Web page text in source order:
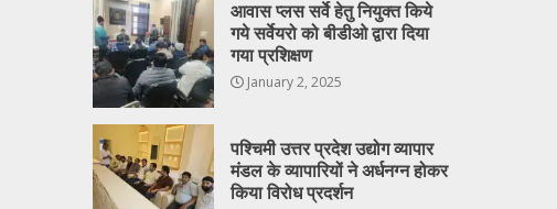
आवास प्लस सर्वे हेतु नियुक्त किये
गये सर्वेयरो को बीडीओ द्वारा दिया
गया प्रशिक्षण
January 2, 2025
पश्चिमी उत्तर प्रदेश उद्योग व्यापार
मंडल के व्यापारियों ने अर्धनग्न होकर
किया विरोध प्रदर्शन